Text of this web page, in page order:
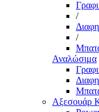
/
/
Αναλώσιμα
Αξεσουάρ